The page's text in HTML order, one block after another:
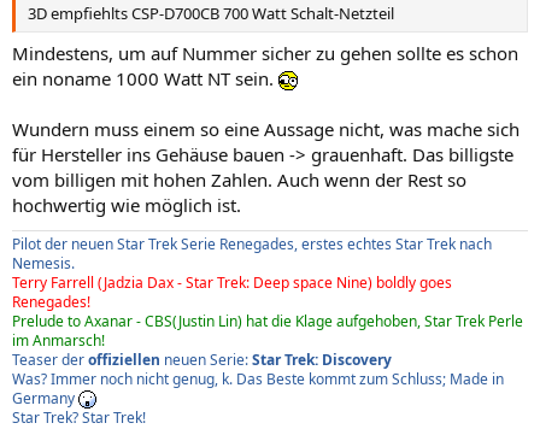
3D empfiehlts CSP-D700CB 700 Watt Schalt-Netzteil
Mindestens, um auf Nummer sicher zu gehen sollte es schon
ein noname 1000 Watt NT sein.
Wundern muss einem so eine Aussage nicht, was mache sich
für Hersteller ins Gehäuse bauen -> grauenhaft. Das billigste
vom billigen mit hohen Zahlen. Auch wenn der Rest so
hochwertig wie möglich ist.
Pilot der neuen Star Trek Serie Renegades, erstes echtes Star Trek nach
Nemesis.
Terry Farrell (Jadzia Dax - Star Trek: Deep space Nine) boldly goes
Renegades!
Prelude to Axanar - CBS(Justin Lin) hat die Klage aufgehoben, Star Trek Perle
im Anmarsch!
Teaser deroffiziellen neuen Serie:Star Trek: Discovery
Was? Immer noch nicht genug, k. Das Beste kommt zum Schluss; Made in
Germany
Star Trek? Star Trek!